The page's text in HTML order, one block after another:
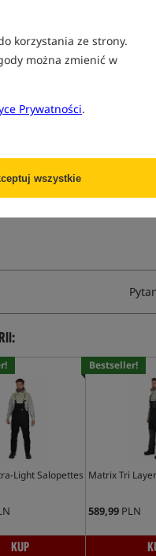
korzystania ze strony.
można zmienić w
Prywatności.
wszystkie
Light Salopettes
KUP
Bestseller!
Matrix Tri
589,99PLN